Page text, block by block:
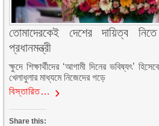
তোমাদেরকেই দেশের দায়িত্ব নিতে
প্রধানমন্ত্রী
ক্ষুদে শিক্ষার্থীদের ‘আগামী দিনের ভবিষ্যৎ’
খেলাধুলার মাধ্যমে নিজেদের গড়ে
বিস্তারিত…
Share this: